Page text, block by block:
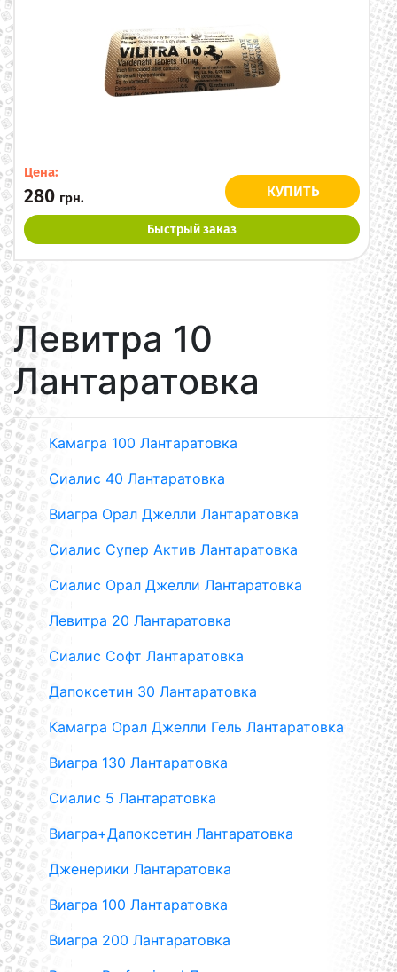
Цена:
280 грн. КУПИТЬ
Быстрый заказ
Левитра 10
Лантаратовка
Камагра 100 Лантаратовка
Сиалис 40 Лантаратовка
Виагра Орал Джелли Лантаратовка
Сиалис Супер Актив Лантаратовка
Сиалис Орал Джелли Лантаратовка
Левитра 20 Лантаратовка
Сиалис Софт Лантаратовка
Дапоксетин 30 Лантаратовка
Камагра Орал Джелли Гель Лантаратовка
Виагра 130 Лантаратовка
Сиалис 5 Лантаратовка
Виагра+Дапоксетин Лантаратовка
Дженерики Лантаратовка
Виагра 100 Лантаратовка
Виагра 200 Лантаратовка